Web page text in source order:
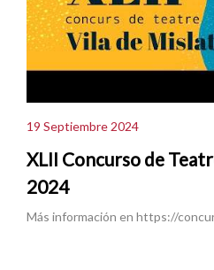
19 Septiembre 2024
XLII Concurso de
2024
Más información en https://